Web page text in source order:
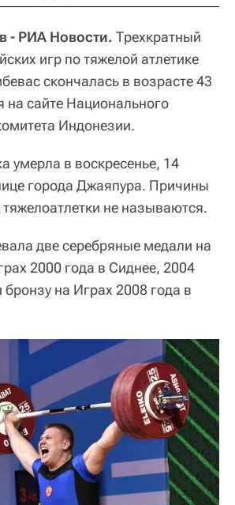
- РИА Новости. Трехкратный
игр по тяжелой атлетике
скончалась в возрасте 43
на сайте Национального
Индонезии.
умерла в воскресенье, 14
города Джаяпура. Причины
не называются.
две серебряные медали на
2000 года в Сиднее, 2004
на Играх 2008 года в